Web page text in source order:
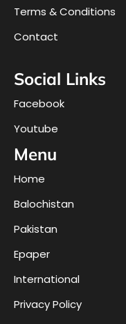
Terms & Conditions
Contact
Social Links
Facebook
Youtube
Menu
Home
Balochistan
Pakistan
Epaper
International
Privacy Policy